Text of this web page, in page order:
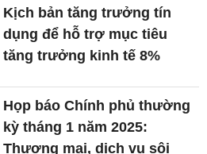
Kịch bản tăng trưởng tín
dụng để hỗ trợ mục tiêu
tăng trưởng kinh tế 8%
Họp báo Chính phủ thường
kỳ tháng 1 năm 2025:
Thương mại, dịch vụ sôi